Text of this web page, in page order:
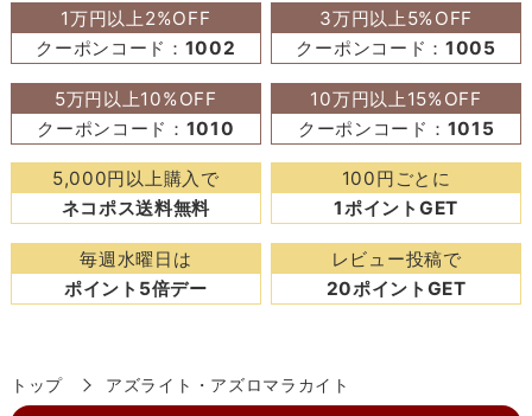
1万円以上2%OFF
クーポンコード： 1002
3万円以上5%OFF
クーポンコード：1005
5万円以上10%OFF
クーポンコード： 1010
10万円以上15%OFF
クーポンコード： 1015
5,000円以上購入で
ネコポス送料無料
100円ごとに
1ポイントGET
毎週水曜日は
ポイント5倍デー
レビュー投稿で
20ポイントGET
トップ アズライト・アズロマラカイト